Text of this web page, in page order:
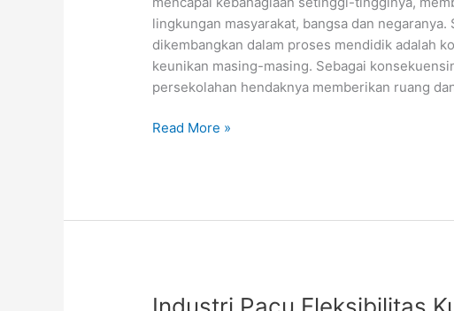
lingkungan masyarakat, bangsa dan
dikembangkan dalam proses mendidik adalah
keunikan masing-masing. Sebagai
persekolahan hendaknya memberikan ruang
Seleksi
Read More »